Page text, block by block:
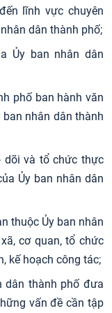
lĩnh vực chuyên
dân thành phố;
Ủy ban nhân dân
phố ban hành văn
nhân dân thành
dõi và tổ chức thực
Ủy ban nhân dân
thuộc Ủy ban nhân
cơ quan, tổ chức
kế hoạch công tác;
dân thành phố đưa
vấn đề cần tập